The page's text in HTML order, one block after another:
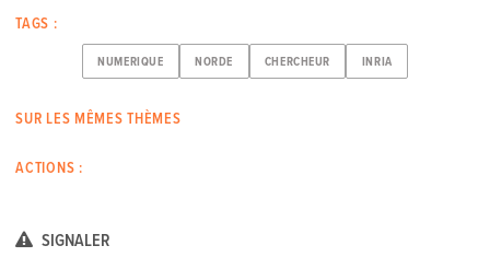
TAGS :
NUMERIQUE NORDE CHERCHEUR INRIA
SUR LES MÊMES THÈMES
ACTIONS :
SIGNALER